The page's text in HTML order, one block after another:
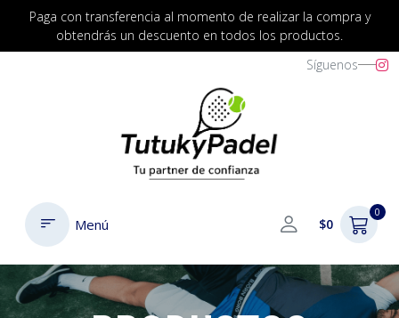
Paga con transferencia al momento de realizar la compra y
obtendrás un descuento en todos los productos.
Síguenos
Menú $0
0